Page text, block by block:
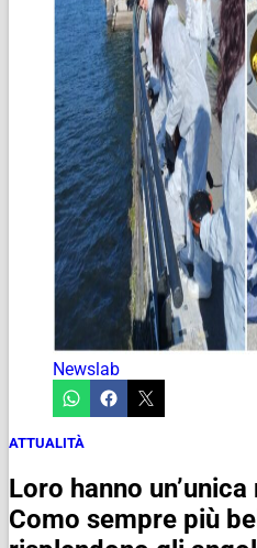
Newslab
ATTUALITÀ
Loro hanno
Como sempre più